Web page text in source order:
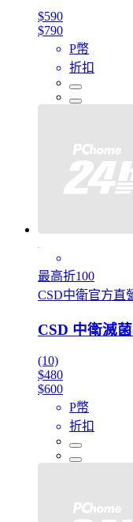
$590
$790
P幣
折扣
最高折100
CSD中衛官方直
CSD 中衛滅
(10)
$480
$600
P幣
折扣